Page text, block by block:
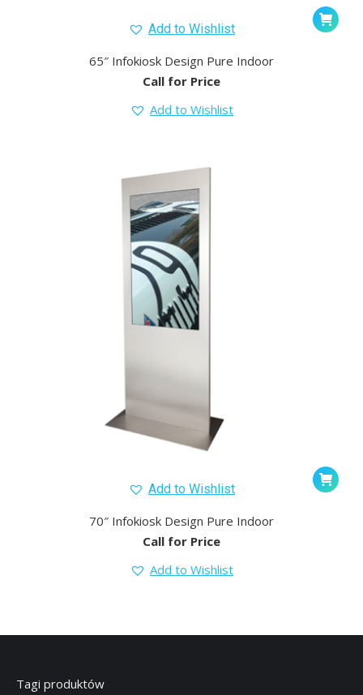
Add to Wishlist
65″ Infokiosk Design Pure Indoor
Call for Price
Add to Wishlist
Add to Wishlist
70″ Infokiosk Design Pure Indoor
Call for Price
Add to Wishlist
Tagi produktów